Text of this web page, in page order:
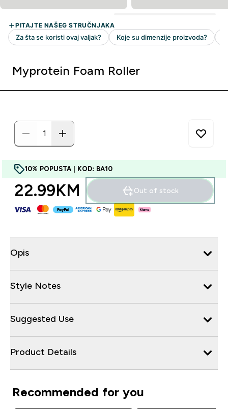
Myprotein Foam Roller
10% POPUSTA | KOD: BA10
22.99KM‎ Out of stock
Opis
Style Notes
Suggested Use
Product Details
Recommended for you